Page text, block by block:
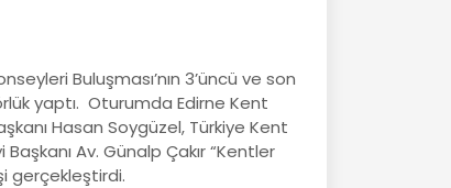
Buluşması’nın 3’üncü ve son
yaptı. Oturumda Edirne Kent
Hasan Soygüzel, Türkiye Kent
Av. Günalp Çakır “Kentler
gerçekleştirdi.